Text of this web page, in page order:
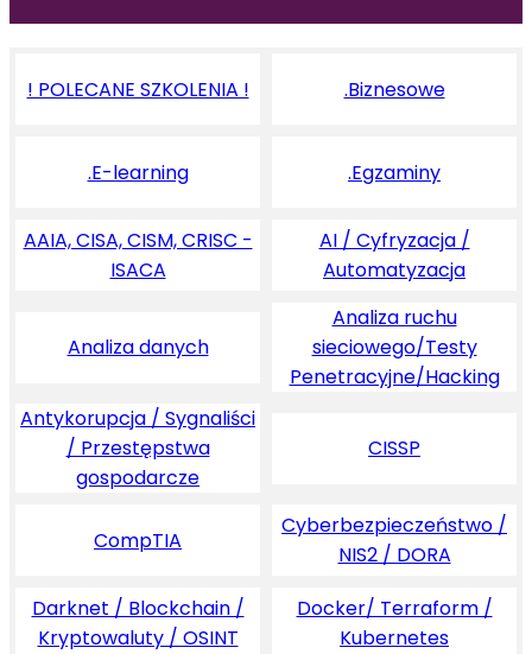
! POLECANE SZKOLENIA ! .Biznesowe
.E-learning .Egzaminy
AAIA, CISA, CISM, CRISC -
ISACA
AI / Cyfryzacja /
Automatyzacja
Analiza danych
Analiza ruchu
sieciowego/Testy
Penetracyjne/Hacking
Antykorupcja / Sygnaliści
/ Przestępstwa
gospodarcze
CISSP
CompTIA
Cyberbezpieczeństwo /
NIS2 / DORA
Darknet / Blockchain /
Kryptowaluty / OSINT
Docker/ Terraform /
Kubernetes